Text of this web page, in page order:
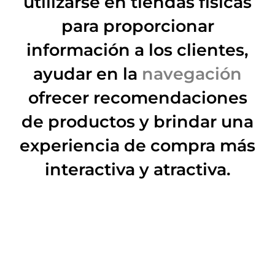
para proporcionar
información a los clientes,
ayudar en la navegación
ofrecer recomendaciones
de productos y brindar una
experiencia de compra más
interactiva y atractiva.